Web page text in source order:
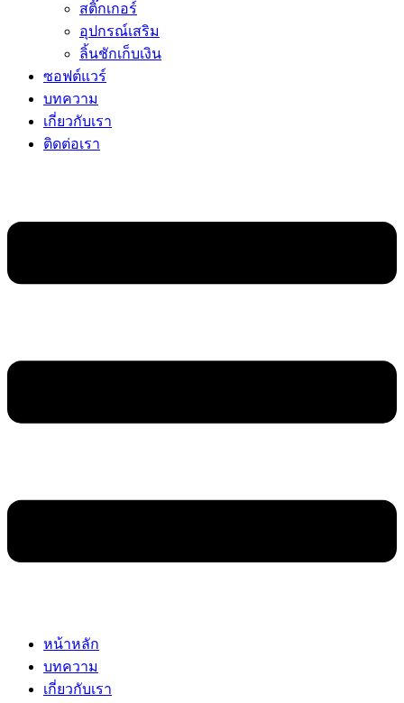
สติ๊กเกอร์
อุปกรณ์เสริม
ลิ้นชักเก็บเงิน
ซอฟต์แวร์
บทความ
เกี่ยวกับเรา
ติดต่อเรา
หน้าหลัก
บทความ
เกี่ยวกับเรา